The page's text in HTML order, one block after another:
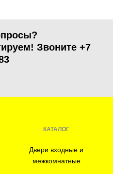
Звоните +7
КАТАЛОГ
Двери входные и
межкомнатные